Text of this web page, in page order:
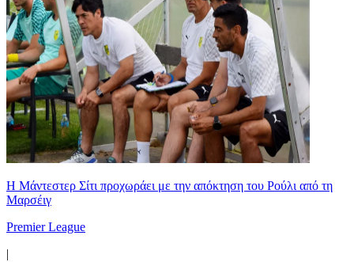
Η Μάντεστερ Σίτι προχωράει με την απόκτηση του Ρούλι από τη
Μαρσέιγ
Premier League
|